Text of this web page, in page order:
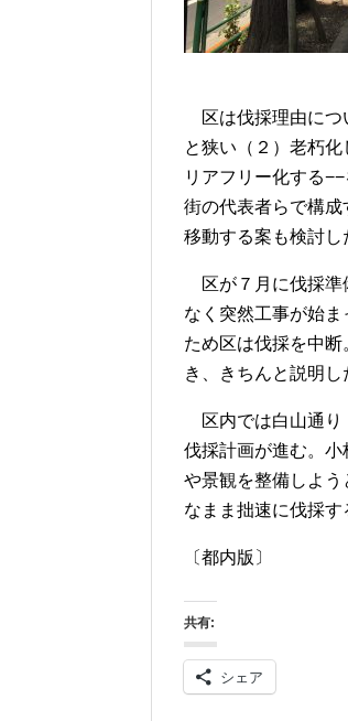
区は伐採理由につ
と狭い（２）老朽
リアフリー化する
街の代表者らで構
移動する案も検討し
区が７月に伐採準
なく突然工事が始
ため区は伐採を中
き、きちんと説明し
区内では白山通り
伐採計画が進む。
や景観を整備しよ
なまま拙速に伐採す
〔都内版〕
共有:
シェア